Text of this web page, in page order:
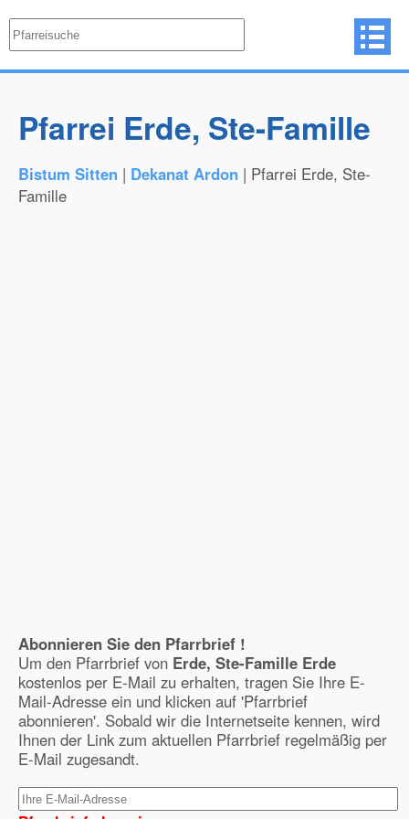
Pfarrei Erde, Ste-Famille
Bistum Sitten | Dekanat Ardon | Pfarrei Erde, Ste-
Famille
Abonnieren Sie den Pfarrbrief !
Um den Pfarrbrief von Erde, Ste-Famille Erde
kostenlos per E-Mail zu erhalten, tragen Sie Ihre E-
Mail-Adresse ein und klicken auf 'Pfarrbrief
abonnieren'. Sobald wir die Internetseite kennen, wird
Ihnen der Link zum aktuellen Pfarrbrief regelmäßig per
E-Mail zugesandt.